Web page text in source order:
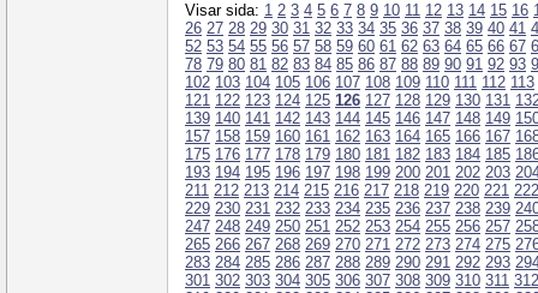
Visar sida: 1 2 3 4 5 6 7 8 9 10 11 12 13 14 15 16
26 27 28 29 30 31 32 33 34 35 36 37 38 39 40 41
52 53 54 55 56 57 58 59 60 61 62 63 64 65 66 67
78 79 80 81 82 83 84 85 86 87 88 89 90 91 92 93
102 103 104 105 106 107 108 109 110 111 112 113
121 122 123 124 125 126 127 128 129 130 131
139 140 141 142 143 144 145 146 147 148 149
157 158 159 160 161 162 163 164 165 166 167
175 176 177 178 179 180 181 182 183 184 185
193 194 195 196 197 198 199 200 201 202 203
211 212 213 214 215 216 217 218 219 220 221 222
229 230 231 232 233 234 235 236 237 238 239
247 248 249 250 251 252 253 254 255 256 257
265 266 267 268 269 270 271 272 273 274 275
283 284 285 286 287 288 289 290 291 292 293
301 302 303 304 305 306 307 308 309 310 311 312